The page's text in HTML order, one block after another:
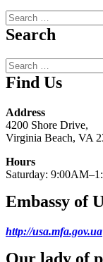
Search
for:
Search
Search
for:
Find Us
Address
4200 Shore Drive,
Virginia Beach, VA
Hours
Saturday:
Embassy of
http://usa.mfa.gov.ua